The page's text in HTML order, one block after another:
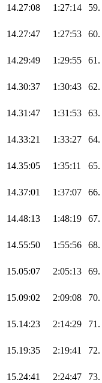
14.27:08 1:27:14 59.
14.27:47 1:27:53 60.
14.29:49 1:29:55 61.
14.30:37 1:30:43 62.
14.31:47 1:31:53 63.
14.33:21 1:33:27 64.
14.35:05 1:35:11 65.
14.37:01 1:37:07 66.
14.48:13 1:48:19 67.
14.55:50 1:55:56 68.
15.05:07 2:05:13 69.
15.09:02 2:09:08 70.
15.14:23 2:14:29 71.
15.19:35 2:19:41 72.
15.24:41 2:24:47 73.